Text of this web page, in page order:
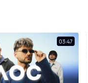
03:47